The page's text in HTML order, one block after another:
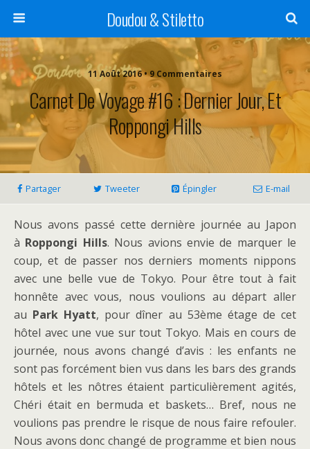
Doudou & Stiletto
11 Août 2016 • 9 Commentaires
Carnet De Voyage #16 : Dernier Jour, Et
Roppongi Hills
Partager Tweeter Épingler E-mail
Nous avons passé cette dernière journée au Japon
à Roppongi Hills. Nous avions envie de marquer le
coup, et de passer nos derniers moments nippons
avec une belle vue de Tokyo. Pour être tout à fait
honnête avec vous, nous voulions au départ aller
au Park Hyatt, pour dîner au 53ème étage de cet
hôtel avec une vue sur tout Tokyo. Mais en cours de
journée, nous avons changé d’avis : les enfants ne
sont pas forcément bien vus dans les bars des grands
hôtels et les nôtres étaient particulièrement agités,
Chéri était en bermuda et baskets… Bref, nous ne
voulions pas prendre le risque de nous faire refouler.
Nous avons donc changé de programme et bien nous